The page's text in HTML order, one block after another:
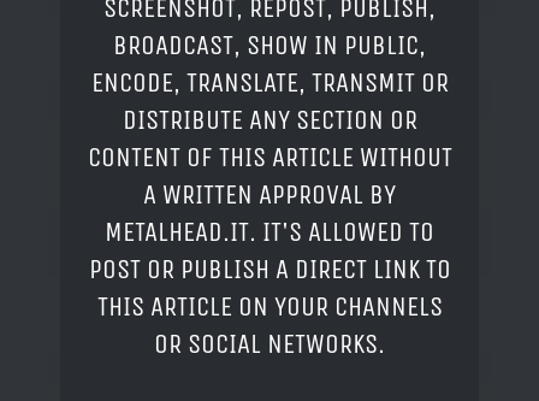
SCREENSHOT, REPOST, PUBLISH,
BROADCAST, SHOW IN PUBLIC,
ENCODE, TRANSLATE, TRANSMIT OR
DISTRIBUTE ANY SECTION OR
CONTENT OF THIS ARTICLE WITHOUT
A WRITTEN APPROVAL BY
METALHEAD.IT. IT'S ALLOWED TO
POST OR PUBLISH A DIRECT LINK TO
THIS ARTICLE ON YOUR CHANNELS
OR SOCIAL NETWORKS.